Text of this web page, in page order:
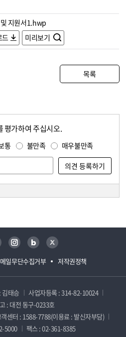
지원서1.hwp
드
미리보기
목록
평가하여 주십시오.
통 불만족 매우불만족
일무단수집거부 저작권정책
인스타그램 블로그 트위터
김태승
사업자등록 : 314-82-10024
: 대전 동구-0233호
센터 : 1588-7788(이용료 : 발신자부담)
5000
팩스 : 02-361-8385